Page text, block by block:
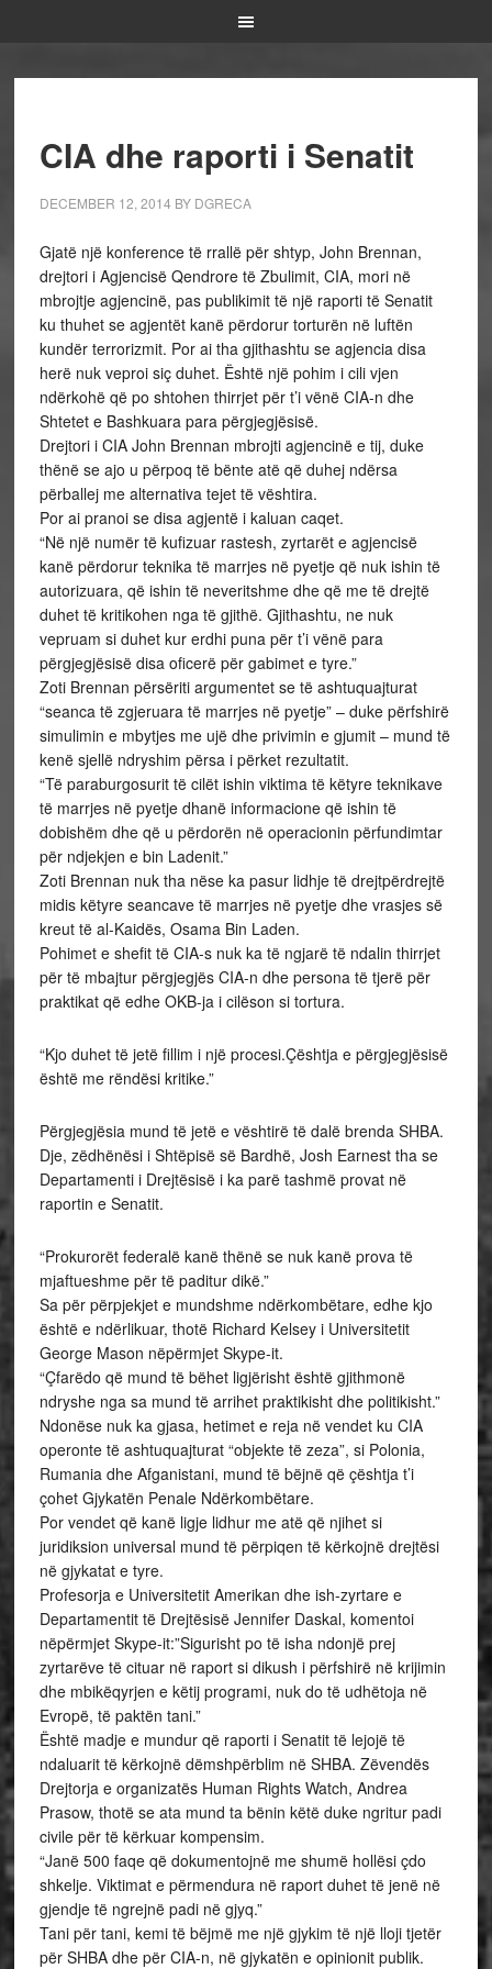
CIA dhe raporti i Senatit
DECEMBER 12, 2014 BY DGRECA
Gjatë një konference të rrallë për shtyp, John Brennan,
drejtori i Agjencisë Qendrore të Zbulimit, CIA, mori në
mbrojtje agjencinë, pas publikimit të një raporti të Senatit
ku thuhet se agjentët kanë përdorur torturën në luftën
kundër terrorizmit. Por ai tha gjithashtu se agjencia disa
herë nuk veproi siç duhet. Është një pohim i cili vjen
ndërkohë që po shtohen thirrjet për t’i vënë CIA-n dhe
Shtetet e Bashkuara para përgjegjësisë.
Drejtori i CIA John Brennan mbrojti agjencinë e tij, duke
thënë se ajo u përpoq të bënte atë që duhej ndërsa
përballej me alternativa tejet të vështira.
Por ai pranoi se disa agjentë i kaluan caqet.
“Në një numër të kufizuar rastesh, zyrtarët e agjencisë
kanë përdorur teknika të marrjes në pyetje që nuk ishin të
autorizuara, që ishin të neveritshme dhe që me të drejtë
duhet të kritikohen nga të gjithë. Gjithashtu, ne nuk
vepruam si duhet kur erdhi puna për t’i vënë para
përgjegjësisë disa oficerë për gabimet e tyre.”
Zoti Brennan përsëriti argumentet se të ashtuquajturat
“seanca të zgjeruara të marrjes në pyetje” – duke përfshirë
simulimin e mbytjes me ujë dhe privimin e gjumit – mund të
kenë sjellë ndryshim përsa i përket rezultatit.
“Të paraburgosurit të cilët ishin viktima të këtyre teknikave
të marrjes në pyetje dhanë informacione që ishin të
dobishëm dhe që u përdorën në operacionin përfundimtar
për ndjekjen e bin Ladenit.”
Zoti Brennan nuk tha nëse ka pasur lidhje të drejtpërdrejtë
midis këtyre seancave të marrjes në pyetje dhe vrasjes së
kreut të al-Kaidës, Osama Bin Laden.
Pohimet e shefit të CIA-s nuk ka të ngjarë të ndalin thirrjet
për të mbajtur përgjegjës CIA-n dhe persona të tjerë për
praktikat që edhe OKB-ja i cilëson si tortura.
“Kjo duhet të jetë fillim i një procesi.Çështja e përgjegjësisë
është me rëndësi kritike.”
Përgjegjësia mund të jetë e vështirë të dalë brenda SHBA.
Dje, zëdhënësi i Shtëpisë së Bardhë, Josh Earnest tha se
Departamenti i Drejtësisë i ka parë tashmë provat në
raportin e Senatit.
“Prokurorët federalë kanë thënë se nuk kanë prova të
mjaftueshme për të paditur dikë.”
Sa për përpjekjet e mundshme ndërkombëtare, edhe kjo
është e ndërlikuar, thotë Richard Kelsey i Universitetit
George Mason nëpërmjet Skype-it.
“Çfarëdo që mund të bëhet ligjërisht është gjithmonë
ndryshe nga sa mund të arrihet praktikisht dhe politikisht.”
Ndonëse nuk ka gjasa, hetimet e reja në vendet ku CIA
operonte të ashtuquajturat “objekte të zeza”, si Polonia,
Rumania dhe Afganistani, mund të bëjnë që çështja t’i
çohet Gjykatën Penale Ndërkombëtare.
Por vendet që kanë ligje lidhur me atë që njihet si
juridiksion universal mund të përpiqen të kërkojnë drejtësi
në gjykatat e tyre.
Profesorja e Universitetit Amerikan dhe ish-zyrtare e
Departamentit të Drejtësisë Jennifer Daskal, komentoi
nëpërmjet Skype-it:”Sigurisht po të isha ndonjë prej
zyrtarëve të cituar në raport si dikush i përfshirë në krijimin
dhe mbikëqyrjen e këtij programi, nuk do të udhëtoja në
Evropë, të paktën tani.”
Është madje e mundur që raporti i Senatit të lejojë të
ndaluarit të kërkojnë dëmshpërblim në SHBA. Zëvendës
Drejtorja e organizatës Human Rights Watch, Andrea
Prasow, thotë se ata mund ta bënin këtë duke ngritur padi
civile për të kërkuar kompensim.
“Janë 500 faqe që dokumentojnë me shumë hollësi çdo
shkelje. Viktimat e përmendura në raport duhet të jenë në
gjendje të ngrejnë padi në gjyq.”
Tani për tani, kemi të bëjmë me një gjykim të një lloji tjetër
për SHBA dhe për CIA-n, në gjykatën e opinionit publik.